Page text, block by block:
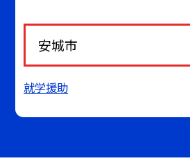
安城市
就学援助